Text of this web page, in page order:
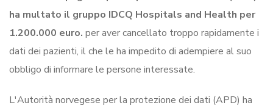
ha multato il gruppo IDCQ Hospitals and Health per
1.200.000 euro. per aver cancellato troppo rapidamente i
dati dei pazienti, il che le ha impedito di adempiere al suo
obbligo di informare le persone interessate.
L'Autorità norvegese per la protezione dei dati (APD) ha